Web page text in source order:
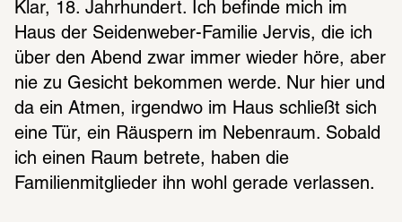
Klar, 18. Jahrhundert. Ich befinde mich im
Haus der Seidenweber-Familie Jervis, die ich
über den Abend zwar immer wieder höre, aber
nie zu Gesicht bekommen werde. Nur hier und
da ein Atmen, irgendwo im Haus schließt sich
eine Tür, ein Räuspern im Nebenraum. Sobald
ich einen Raum betrete, haben die
Familienmitglieder ihn wohl gerade verlassen.